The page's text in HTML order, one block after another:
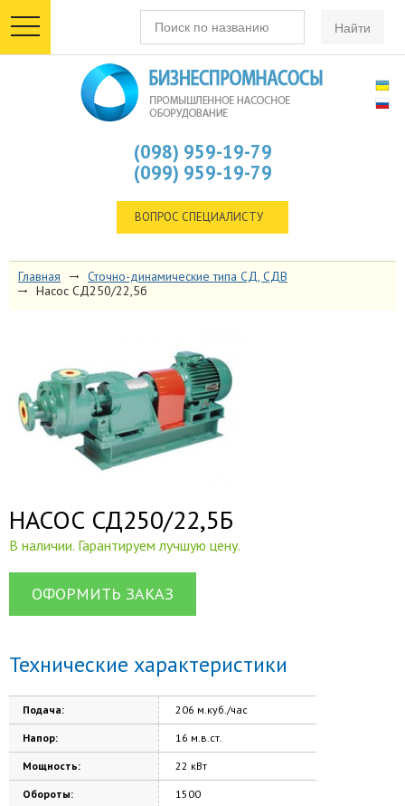
toggle
navigation
(098) 959-19-79
(099) 959-19-79
ВОПРОС СПЕЦИАЛИСТУ
Главная
Сточно-динамические типа СД, СДВ
Насос СД250/22,5б
НАСОС СД250/22,5Б
В наличии. Гарантируем лучшую цену.
ОФОРМИТЬ ЗАКАЗ
Технические характеристики
Подача: 206 м.куб./час
Напор: 16 м.в.ст.
Мощность: 22 кВт
Обороты: 1500